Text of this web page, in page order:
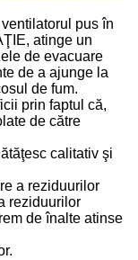
pus în
, atinge un
de evacuare
de a ajunge la
de fum.
prin faptul că,
de către
calitativ şi
a reziduurilor
reziduurilor
de înalte atinse